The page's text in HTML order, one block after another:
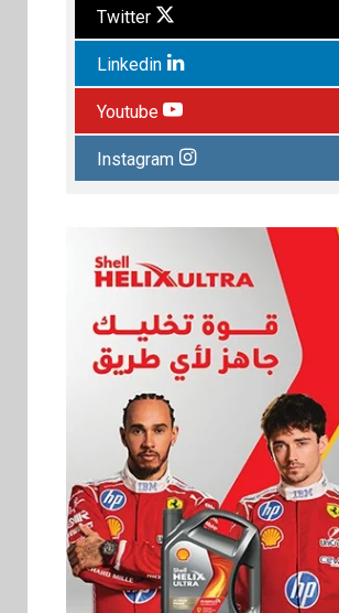
Twitter
Linkedin
Youtube
Instagram